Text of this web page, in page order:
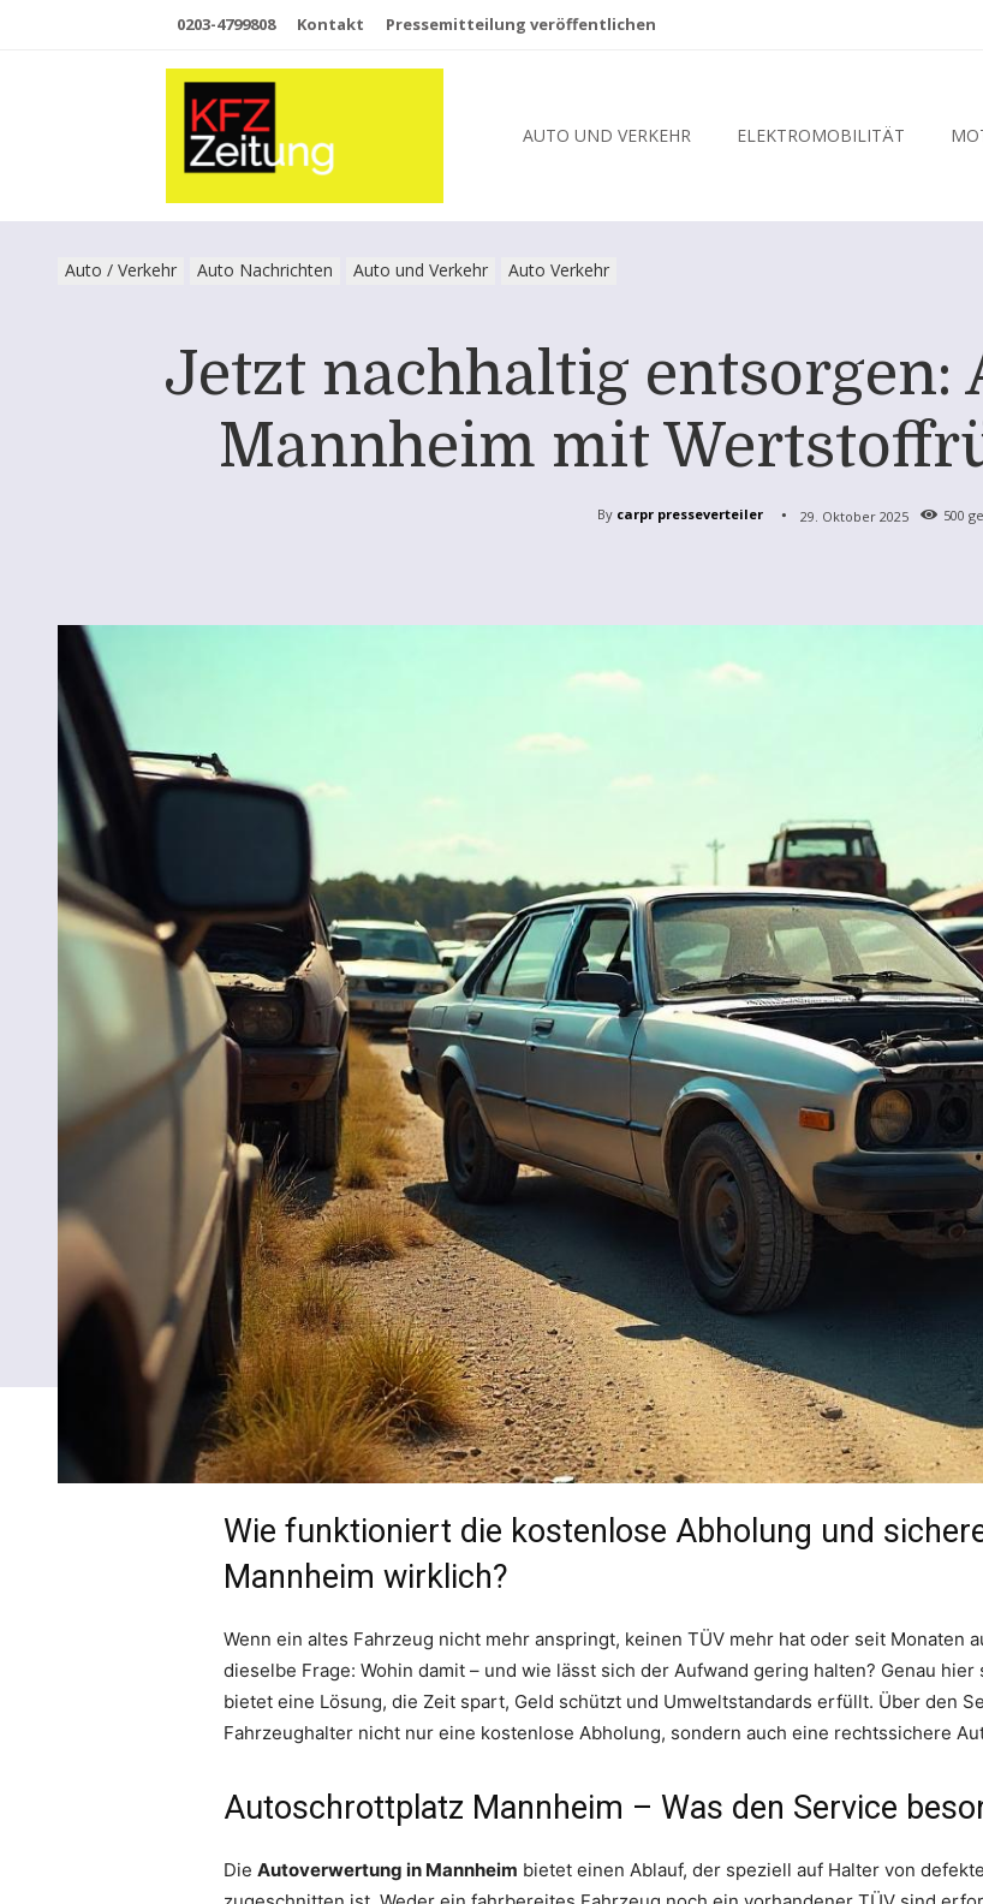
0203-4799808 Kontakt Pressemitteilung veröffentlichen
AUTO UND VERKEHR ELEKTROMOBILITÄT
Auto / Verkehr Auto Nachrichten Auto und Verkehr Auto Verkehr
Jetzt nachhaltig entsorgen:
Mannheim mit
By carpr presseverteiler 29. Oktober 2025 500
Wie funktioniert die kostenlose Abholung und
Mannheim wirklich?
Wenn ein altes Fahrzeug nicht mehr anspringt, keinen TÜV mehr hat oder seit Monaten
dieselbe Frage: Wohin damit – und wie lässt sich der Aufwand gering halten? Genau hier
bietet eine Lösung, die Zeit spart, Geld schützt und Umweltstandards erfüllt. Über den
Fahrzeughalter nicht nur eine kostenlose Abholung, sondern auch eine rechtssichere
Autoschrottplatz Mannheim – Was den Service
Die Autoverwertung in Mannheim bietet einen Ablauf, der speziell auf Halter von